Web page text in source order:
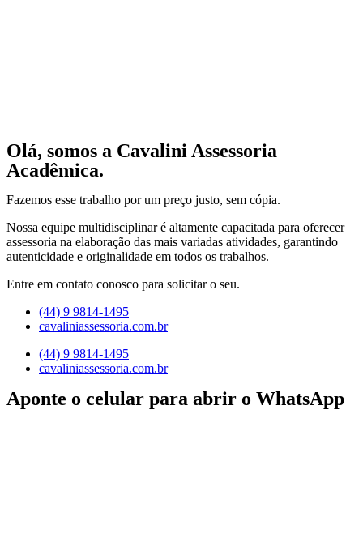
Olá, somos a Cavalini Assessoria
Acadêmica.
Fazemos esse trabalho por um preço justo, sem cópia.
Nossa equipe multidisciplinar é altamente capacitada para oferecer
assessoria na elaboração das mais variadas atividades, garantindo
autenticidade e originalidade em todos os trabalhos.
Entre em contato conosco para solicitar o seu.
(44) 9 9814-1495
cavaliniassessoria.com.br
(44) 9 9814-1495
cavaliniassessoria.com.br
Aponte o celular para abrir o WhatsApp